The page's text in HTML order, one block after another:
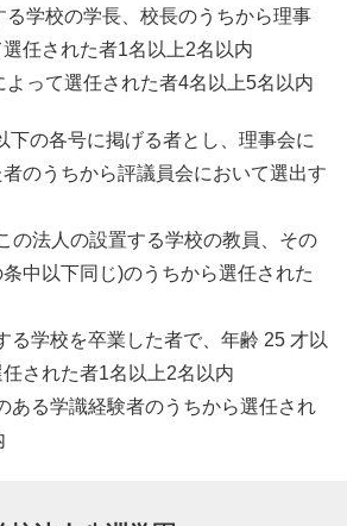
る学校の学長、校長のうちから理事
任された者1名以上2名以内
よって選任された者4名以上5名以内
下の各号に掲げる者とし、理事会に
のうちから評議員会において選出す
の法人の設置する学校の教員、その
中以下同じ)のうちから選任された
る学校を卒業した者で、年齢 25 才以
任された者1名以上2名以内
ある学識経験者のうちから選任され